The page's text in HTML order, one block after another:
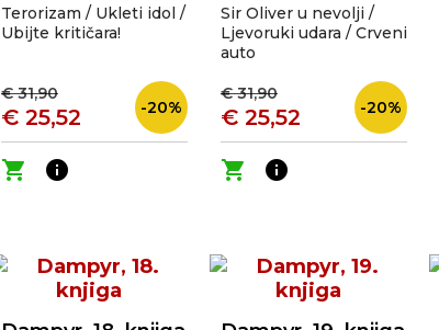
Terorizam / Ukleti idol /
Ubijte kritičara!
€ 31,90
€ 25,52 -20%
shopping_cart info
Sir Oliver u nevolji /
Ljevoruki udara / Crveni
auto
€ 31,90
€ 25,52 -20%
shopping_cart info